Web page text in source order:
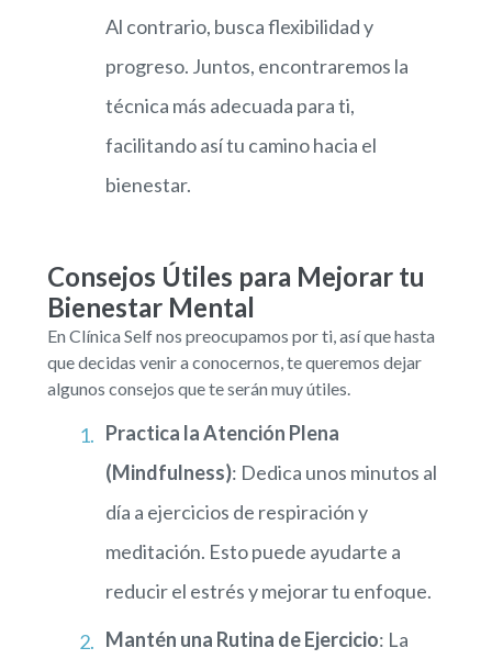
Al contrario, busca flexibilidad y
progreso. Juntos, encontraremos la
técnica más adecuada para ti,
facilitando así tu camino hacia el
bienestar.
Consejos Útiles para Mejorar tu
Bienestar Mental
En Clínica Self nos preocupamos por ti, así que hasta
que decidas venir a conocernos, te queremos dejar
algunos consejos que te serán muy útiles.
Practica la Atención Plena
(Mindfulness): Dedica unos minutos al
día a ejercicios de respiración y
meditación. Esto puede ayudarte a
reducir el estrés y mejorar tu enfoque.
Mantén una Rutina de Ejercicio: La